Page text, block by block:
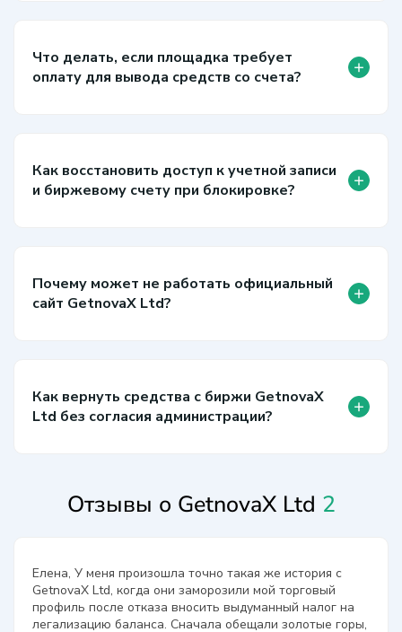
Что делать, если площадка требует
оплату для вывода средств со счета?
+
Как восстановить доступ к учетной записи
и биржевому счету при блокировке?
+
Почему может не работать официальный
сайт GetnovaX Ltd?
+
Как вернуть средства с биржи GetnovaX
Ltd без согласия администрации?
+
Отзывы о GetnovaX Ltd 2
Елена, У меня произошла точно такая же история с
GetnovaX Ltd, когда они заморозили мой торговый
профиль после отказа вносить выдуманный налог на
легализацию баланса. Сначала обещали золотые горы,